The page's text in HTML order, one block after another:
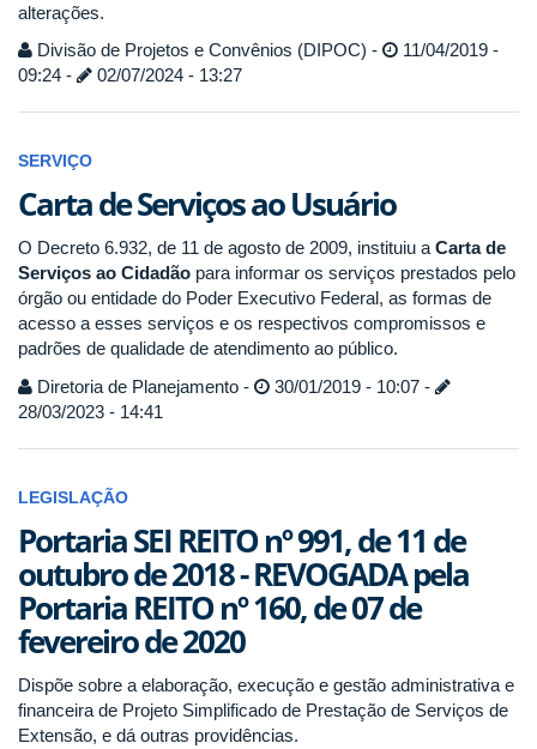
alterações.
Divisão de Projetos e Convênios (DIPOC) -
11/04/2019 -
09:24 -
02/07/2024 - 13:27
SERVIÇO
Carta de Serviços ao Usuário
O Decreto 6.932, de 11 de agosto de 2009, instituiu a Carta de
Serviços ao Cidadão para informar os serviços prestados pelo
órgão ou entidade do Poder Executivo Federal, as formas de
acesso a esses serviços e os respectivos compromissos e
padrões de qualidade de atendimento ao público.
Diretoria de Planejamento -
30/01/2019 - 10:07 -
28/03/2023 - 14:41
LEGISLAÇÃO
Portaria SEI REITO nº 991, de 11 de
outubro de 2018 - REVOGADA pela
Portaria REITO nº 160, de 07 de
fevereiro de 2020
Dispõe sobre a elaboração, execução e gestão administrativa e
financeira de Projeto Simplificado de Prestação de Serviços de
Extensão, e dá outras providências.